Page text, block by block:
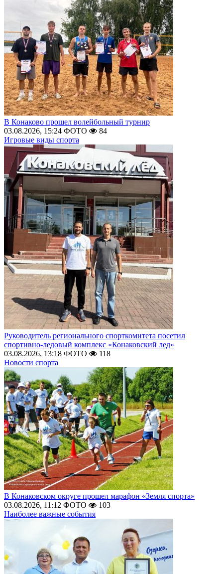
В Конаково прошел волейбольный турнир
03.08.2026, 15:24 ФОТО
84
Игровые виды спорта
Руководитель регионального спорткомитета посетил
спортивно-ледовый комплекс «Конаковский лед»
03.08.2026, 13:18 ФОТО
118
Новости спорта
В Конаковском округе прошел марафон «Земля спорта»
03.08.2026, 11:12 ФОТО
103
Наиболее важные события